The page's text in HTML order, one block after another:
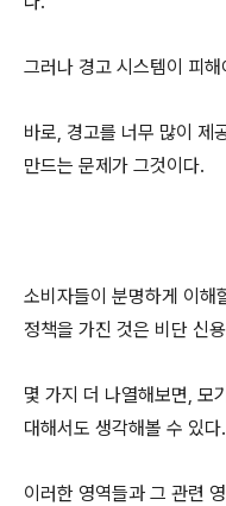
그러나 경고 시스템이 피
바로, 경고를 너무 많이 제
만드는 문제가 그것이다.
소비자들이 분명하게 이해
정책을 가진 것은 비단 신
몇 가지 더 나열해보면, 모
대해서도 생각해볼 수 있다.
이러한 영역들과 그 관련